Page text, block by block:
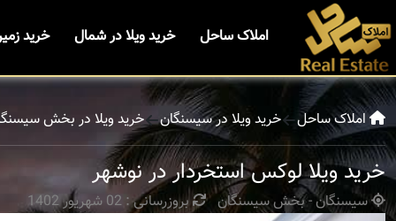
املاک ساحل خرید ویلا در شمال خرید
املاک ساحل خرید ویلا در سیسنگان خرید ویلا در بخش
خرید ویلا لوکس استخردار در نوشهر
سیسنگان - بخش سیسنگان بروزرسانی : 02 شهریور 1402